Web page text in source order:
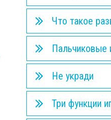
Что такое
Пальчиковые
Не укради
Три функции